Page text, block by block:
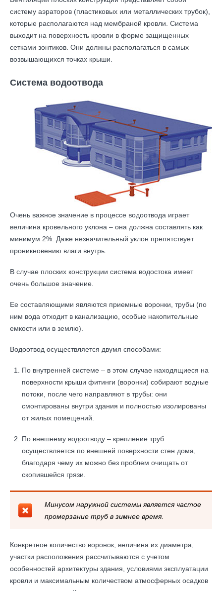
систему аэраторов (пластиковых или металлических трубок),
которые располагаются над мембраной кровли. Система
выходит на поверхность кровли в форме защищенных
сетками зонтиков. Они должны располагаться в самых
возвышающихся точках крыши.
Система водоотвода
Очень важное значение в процессе водоотвода играет
величина кровельного уклона – она должна составлять как
минимум 2%. Даже незначительный уклон препятствует
проникновению влаги внутрь.
В случае плоских конструкции система водостока имеет
очень большое значение.
Ее составляющими являются приемные воронки, трубы (по
ним вода отходит в канализацию, особые накопительные
емкости или в землю).
Водоотвод осуществляется двумя способами:
По внутренней системе – в этом случае находящиеся на
поверхности крыши фитинги (воронки) собирают водные
потоки, после чего направляют в трубы: они
смонтированы внутри здания и полностью изолированы
от жилых помещений.
По внешнему водоотводу – крепление труб
осуществляется по внешней поверхности стен дома,
благодаря чему их можно без проблем очищать от
скопившейся грязи.
Минусом наружной системы является частое
промерзание труб в зимнее время.
Конкретное количество воронок, величина их диаметра,
участки расположения рассчитываются с учетом
особенностей архитектуры здания, условиями эксплуатации
кровли и максимальным количеством атмосферных осадков